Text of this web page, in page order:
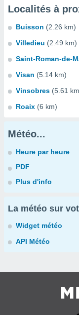
Localités à
Buisson (2.26 km)
Villedieu (2.49 km)
Saint-Roman-de-
Visan (5.14 km)
Vinsobres (5.61
Roaix (6 km)
Météo...
Heure par heure
PDF
Plus d'info
La météo sur
Widget météo
API Météo